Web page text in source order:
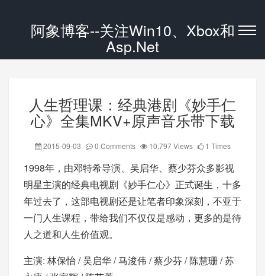
阿象博客--关注Win10、Xbox和
Asp.Net
人生哲理课：经典港剧《妙手仁
心》全集MKV+原声音乐带下载
2015-09-03 0 Comments 10,797 Views 1 Times
1998年，由邓特希导演、吴启华、蔡少芬众多影视
明星主演的经典电视剧《妙手仁心》正式诞生，十多
年过去了，这部电视剧还是让笔者印象深刻，不亚于
一门人生课程，带给我们不仅仅是感动，更多的是待
人之道和人生价值观。
主演: 林保怡 / 吴启华 / 马浚伟 / 蔡少芬 / 陈慧珊 / 苏